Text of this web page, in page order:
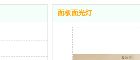
面板面光灯